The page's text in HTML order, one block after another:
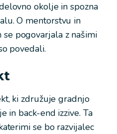
okolje in spozna
O mentorstvu in
pogovarjala z našimi
povedali.
ki združuje gradnjo
in back-end izzive. Ta
se bo razvijalec